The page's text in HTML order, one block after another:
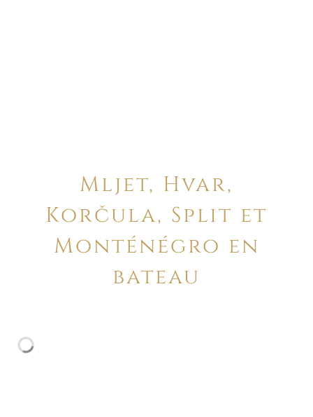
Mljet, Hvar,
Korčula, Split et
Monténégro en
bateau